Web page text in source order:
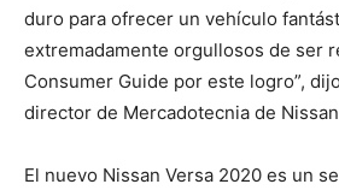
duro para ofrecer un vehículo
extremadamente orgullosos de ser
Consumer Guide por este logro”,
director de Mercadotecnia de
El nuevo Nissan Versa 2020 es un